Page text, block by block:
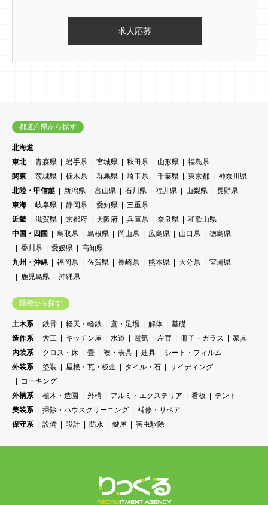
都道府県から探す
北海道
東北
青森県 岩手県 宮城県 秋田県 山形県
福島県
関東
茨城県 栃木県 群馬県 埼玉県 千葉県 東京都
神奈川県
北陸・甲信越
新潟県 富山県 石川県 福井県 山梨県
長野県
東海
岐阜県 静岡県 愛知県
三重県
近畿
滋賀県 京都府 大阪府 兵庫県 奈良県
和歌山県
中国・四国
鳥取県 島根県 岡山県 広島県 山口県
徳島県
香川県
愛媛県
高知県
九州・沖縄
福岡県 佐賀県 長崎県 熊本県 大分県
宮崎県
鹿児島県
沖縄県
職種から探す
土木系 鉄骨 軽天・軽鉄 鳶・足場 解体
基礎
造作系
大工 キッチン屋 水道 電気 左官 冊子・ガラス
家具
内装系
クロス・床 畳 襖・表具 建具
シート・フィルム
外装系
塗装 屋根・瓦・板金 タイル・石
サイディング
コーキング
外構系
植木・造園 外構 アルミ・エクステリア 看板
テント
美装系
掃除・ハウスクリーニング
補修・リペア
保守系
設備 設計 防水 鍵屋 害虫駆除